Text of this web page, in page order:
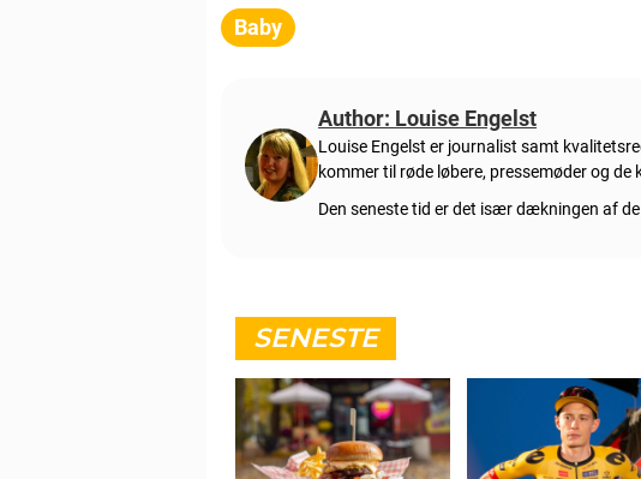
Baby
Author: Louise Engelst
Louise Engelst er journalist samt
kommer til røde løbere, pressemøder og de
Den seneste tid er det især dækningen af
SENESTE